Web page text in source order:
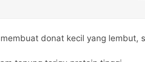
donat kecil yang lembut,